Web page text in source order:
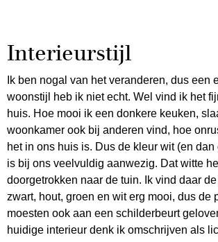
Interieurstijl
Ik ben nogal van het veranderen, dus een
woonstijl heb ik niet echt. Wel vind ik het
huis. Hoe mooi ik een donkere keuken,
woonkamer ook bij anderen vind, hoe
het in ons huis is. Dus de kleur wit (en
is bij ons veelvuldig aanwezig. Dat witte
doorgetrokken naar de tuin. Ik vind daar
zwart, hout, groen en wit erg mooi, dus de
moesten ook aan een schilderbeurt
huidige interieur denk ik omschrijven als